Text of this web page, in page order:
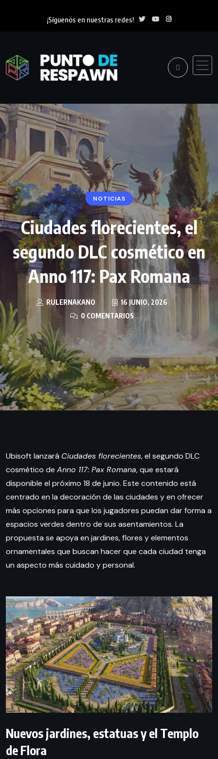
¡Síguenos en nuestras redes!
NOTICIAS
Ciudades florecientes, el
segundo DLC cosmético en
Anno 117: Pax Romana
RULERNAKANO
16 JUNIO, 2026
0 COMENTARIOS
Ubisoft lanzará Ciudades florecientes, el segundo DLC
cosmético de Anno 117: Pax Romana, que estará
disponible el próximo 18 de junio. Este contenido está
centrado en la decoración de las ciudades y en ofrecer
más opciones para que los jugadores puedan dar forma a
espacios verdes dentro de sus asentamientos. La
propuesta se apoya en jardines, flores y elementos
ornamentales que buscan hacer que cada ciudad tenga
un aspecto más cuidado y personal.
Nuevos jardines, estatuas y el Templo
de Flora